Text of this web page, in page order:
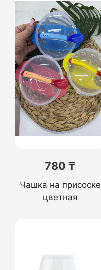
780 ₸
Чашка на присоске
цветная